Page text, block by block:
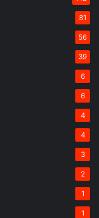
81
56
39
6
6
4
4
3
2
1
1